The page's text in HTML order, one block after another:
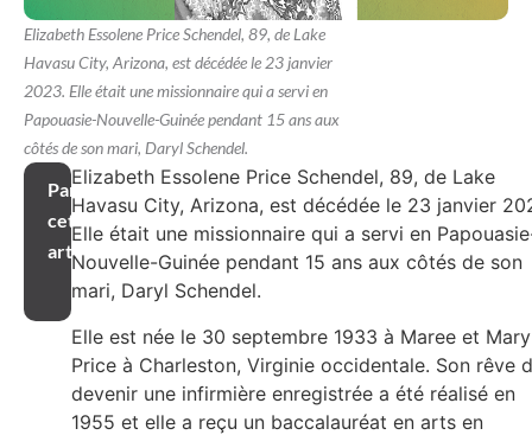
Elizabeth Essolene Price Schendel, 89, de Lake
Havasu City, Arizona, est décédée le 23 janvier
2023. Elle était une missionnaire qui a servi en
Papouasie-Nouvelle-Guinée pendant 15 ans aux
côtés de son mari, Daryl Schendel.
Partager
cet
article
Elizabeth Essolene Price Schendel, 89, de Lake
Havasu City, Arizona, est décédée le 23 janvier
Elle était une missionnaire qui a servi en
Nouvelle-Guinée pendant 15 ans aux côtés de son
mari, Daryl Schendel.
Elle est née le 30 septembre 1933 à Maree et Mary
Price à Charleston, Virginie occidentale. Son rêve
devenir une infirmière enregistrée a été réalisé en
1955 et elle a reçu un baccalauréat en arts en